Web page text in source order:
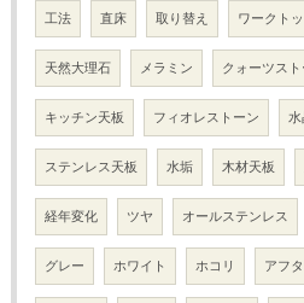
工法 直床 取り替え ワークト
天然大理石 メラミン クォーツスト
キッチン天板 フィオレストーン
ステンレス天板 水垢 木材天板
経年変化 ツヤ オールステンレス
グレー ホワイト ホコリ アフ